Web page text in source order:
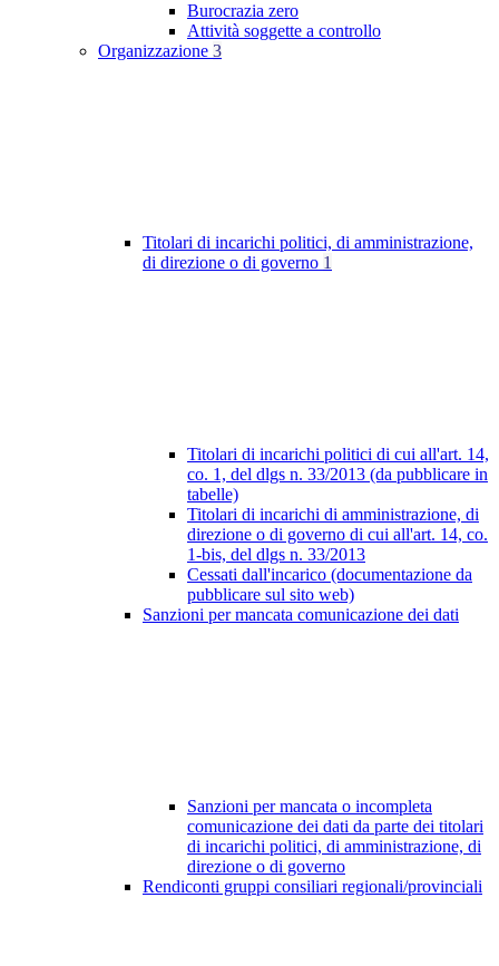
Burocrazia zero
Attività soggette a controllo
Organizzazione 3
Titolari di incarichi politici, di amministrazione,
di direzione o di governo 1
Titolari di incarichi politici di cui all'art. 14,
co. 1, del dlgs n. 33/2013 (da pubblicare in
tabelle)
Titolari di incarichi di amministrazione, di
direzione o di governo di cui all'art. 14, co.
1-bis, del dlgs n. 33/2013
Cessati dall'incarico (documentazione da
pubblicare sul sito web)
Sanzioni per mancata comunicazione dei dati
Sanzioni per mancata o incompleta
comunicazione dei dati da parte dei titolari
di incarichi politici, di amministrazione, di
direzione o di governo
Rendiconti gruppi consiliari regionali/provinciali